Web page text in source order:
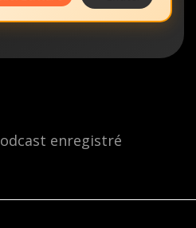
enregistré